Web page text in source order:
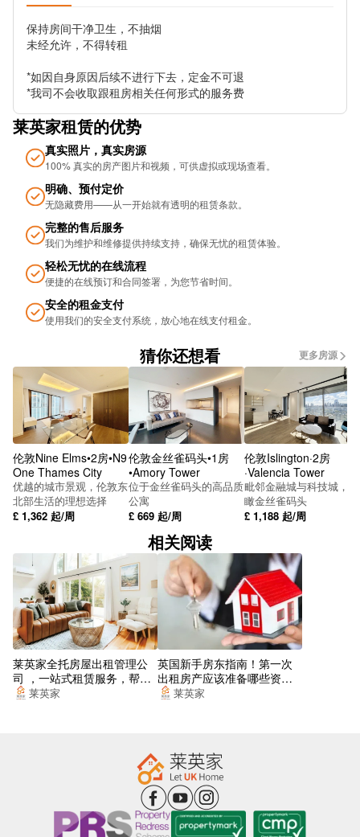
Graham St
Avanti West Coast
Great Charles St (Stop Nh2)
Regent Place
Wrentham St
Cross Country Trains
伯明翰新街
Metro Grand Central
Old Repertory Theatre Stop Ns13
Church St Stop Es2
Birmingham New Street Station
Railway Bridge (Stop Gc4)
SUBWAY
SUBWAY
Metro-Corporation Street
Livery St Stop Ln2
SUBWAY
Subway City
Colmore Row (Stop Sh1)
Leon (Leon, Birmingham New Street Station)
Speedwell Rd
保持房间干净卫生，不抽烟
未经允许，不得转租
*如因自身原因后续不进行下去，定金不可退
*我司不会收取跟租房相关任何形式的服务费
莱英家租赁的优势
真实照片，真实房源
100% 真实的房产图片和视频，可供虚拟或现场查看。
明确、预付定价
无隐藏费用——从一开始就有透明的租赁条款。
完整的售后服务
我们为维护和维修提供持续支持，确保无忧的租​​赁体验。
轻松无忧的在线流程
便捷的在线预订和合同签署，为您节省时间。
安全的租金支付
使用我们的安全支付系统，放心地在线支付租金。
猜你还想看 更多房源
伦敦Nine Elms•2房•N9
One Thames City
优越的城市景观，伦敦东
北部生活的理想选择
£ 1,362 起/周
伦敦金丝雀码头•1房
•Amory Tower
位于金丝雀码头的高品质
公寓
£ 669 起/周
伦敦Islington·2房
·Valencia Tower
毗邻金融城与科技城，俯
瞰金丝雀码头
£ 1,188 起/周
相关阅读
莱英家全托房屋出租管理公
司 ，一站式租赁服务，帮你
找到梦想的居所
莱英家
英国新手房东指南！第一次
出租房产应该准备哪些资
料？莱英家